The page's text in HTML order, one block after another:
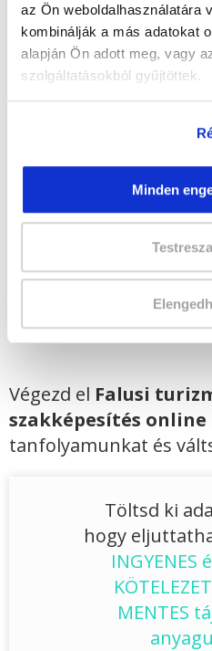
az Ön weboldalhasználatára
kombinálják a más adatokat
alapján Ön adott meg, vagy
szolgáltatásokból gyűjtöttek.
Minden
" B " csoport
Időtartam:2-3 hónap
Indulás időpontja:2026-
Képzés ára:110 000 Ft
egyösszegű befizetés
hallgatónk részére
tanfolyam 49.990 Ft
60 000 Ft
Végezd el Falusi
szakképesítés
tanfolyamunkat és
Töltsd ki
hogy
INGYENES
MENTES